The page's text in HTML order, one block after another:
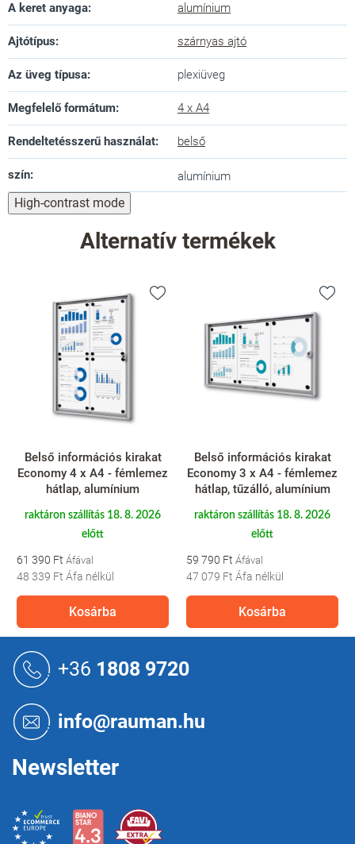
A keret anyaga: alumínium
Ajtótípus: szárnyas ajtó
Az üveg típusa: plexiüveg
Megfelelő formátum: 4 x A4
Rendeltetésszerű használat: belső
szín: alumínium
High-contrast mode
Alternatív termékek
információs kirakat
4 x A4 - fémlemez
hátlap, alumínium
szállítás 18. 8. 2026
390 Ft
339 FtÁfa nélkül
Kosárba
Belső információs kirakat
Economy 3 x A4 - fémlemez
hátlap, tűzálló, alumínium
raktáron szállítás 18. 8. 2026
59 790 Ft
47 079 FtÁfa nélkül
Kosárba
+36 1808 9720
info@rauman.hu
Newsletter